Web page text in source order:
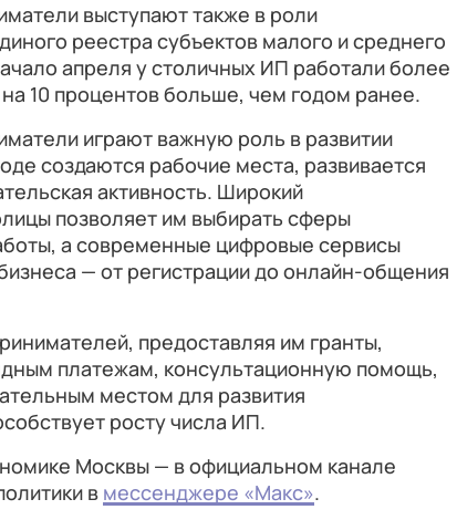
выступают также в роли
реестра субъектов малого и среднего
апреля у столичных ИП работали более
10 процентов больше, чем годом ранее.
играют важную роль в развитии
создаются рабочие места, развивается
активность. Широкий
позволяет им выбирать сферы
а современные цифровые сервисы
— от регистрации до онлайн-общения
предоставляя им гранты,
платежам, консультационную помощь,
местом для развития
росту числа ИП.
Москвы — в официальном канале
в мессенджере «Макс».